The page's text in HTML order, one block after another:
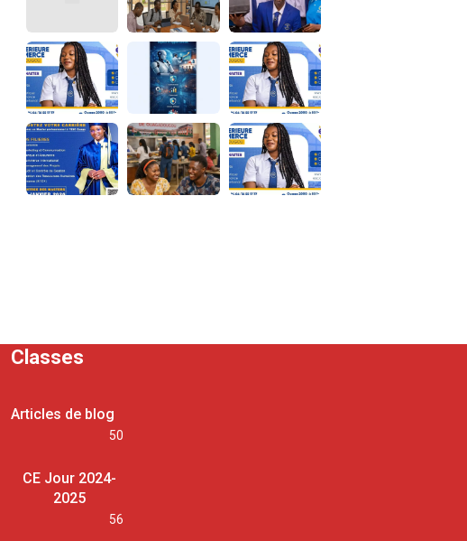
Classes
Articles de blog
50
CE Jour 2024-
2025
56